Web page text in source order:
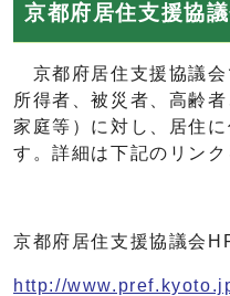
京都府居住支援協
京都府居住支援協議会
所得者、被災者、高齢
家庭等）に対し、居住
す。詳細は下記のリンク
京都府居住支援協議会
http://